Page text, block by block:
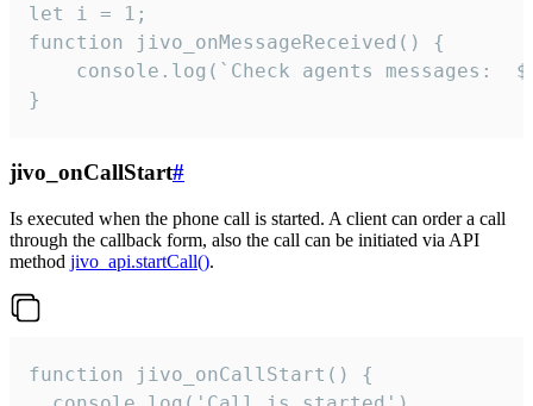
let i = 1;
function jivo_onMessageReceived() {
}
jivo_onCallStart#
Is executed when the phone call is started. A client can order a call
through the callback form, also the call can be initiated via API
method jivo_api.startCall().
function jivo_onCallStart() {